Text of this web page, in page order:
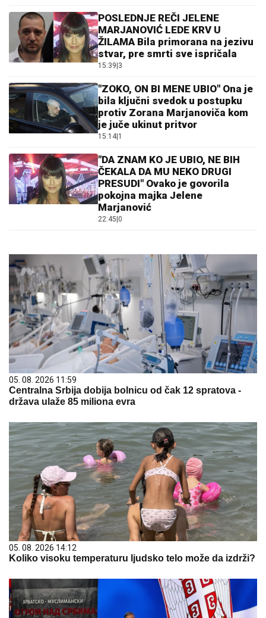
POSLEDNJE REČI JELENE
MARJANOVIĆ LEDE KRV U
ŽILAMA Bila primorana na jezivu
stvar, pre smrti sve ispričala
15:39 3
"ZOKO, ON BI MENE UBIO" Ona je
bila ključni svedok u postupku
protiv Zorana Marjanoviča kom
je juče ukinut pritvor
15:14 1
"DA ZNAM KO JE UBIO, NE BIH
ČEKALA DA MU NEKO DRUGI
PRESUDI" Ovako je govorila
pokojna majka Jelene
Marjanović
22:45 0
05. 08. 2026 11:59
Centralna Srbija dobija bolnicu od čak 12 spratova -
država ulaže 85 miliona evra
05. 08. 2026 14:12
Koliko visoku temperaturu ljudsko telo može da izdrži?